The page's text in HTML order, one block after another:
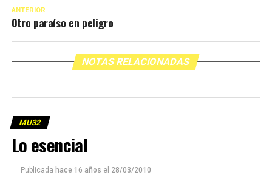
ANTERIOR
Otro paraíso en peligro
NOTAS RELACIONADAS
MU32
Lo esencial
Publicada hace 16 años el 28/03/2010